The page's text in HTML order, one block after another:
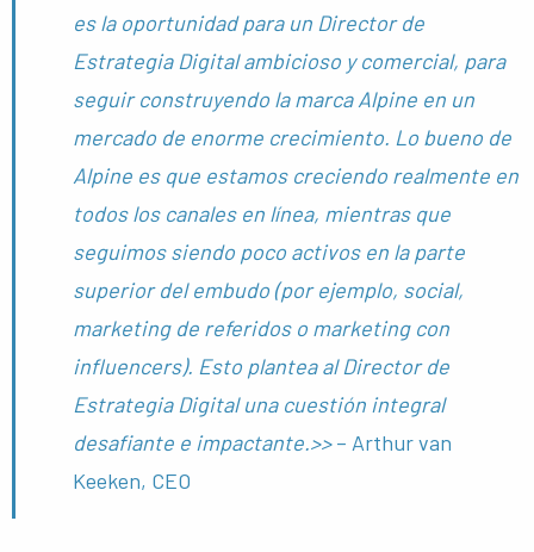
es la oportunidad para un Director de
Estrategia Digital ambicioso y comercial, para
seguir construyendo la marca Alpine en un
mercado de enorme crecimiento. Lo bueno de
Alpine es que estamos creciendo realmente en
todos los canales en línea, mientras que
seguimos siendo poco activos en la parte
superior del embudo (por ejemplo, social,
marketing de referidos o marketing con
influencers). Esto plantea al Director de
Estrategia Digital una cuestión integral
desafiante e impactante.>>– Arthur van
Keeken, CEO